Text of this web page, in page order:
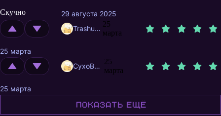
Скучно
29 августа 2025
Trashuser
25
марта
25 марта
CyxoB666
25
марта
25 марта
Показать ещё